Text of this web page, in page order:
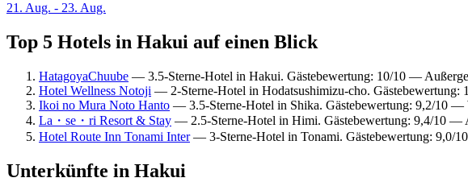
21. Aug. - 23. Aug.
Top 5 Hotels in Hakui auf einen Blick
HatagoyaChuube — 3.5-Sterne-Hotel in Hakui. Gästebewertung: 10/10 —
Hotel Wellness Notoji — 2-Sterne-Hotel in Hodatsushimizu-cho.
Ikoi no Mura Noto Hanto — 3.5-Sterne-Hotel in Shika. Gästebewertung: 9,2/10 —
La・se・ri Resort & Stay — 2.5-Sterne-Hotel in Himi. Gästebewertung: 9,4/10 —
Hotel Route Inn Tonami Inter— 3-Sterne-Hotel in Tonami. Gästebewertung: 9,0/
Unterkünfte in Hakui